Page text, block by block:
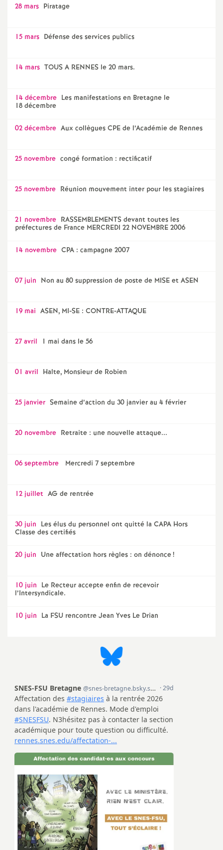
28 mars Piratage
15 mars Défense des services publics
14 mars TOUS A RENNES le 20 mars.
14 décembre Les manifestations en Bretagne le
18 décembre
02 décembre Aux collègues CPE de l’Académie de Rennes
25 novembre congé formation : rectificatif
25 novembre Réunion mouvement inter pour les stagiaires
21 novembre RASSEMBLEMENTS devant toutes les
préfectures de France MERCREDI 22 NOVEMBRE 2006
14 novembre CPA : campagne 2007
07 juin Non au 80 suppression de poste de MISE et ASEN
19 mai ASEN, MI-SE : CONTRE-ATTAQUE
27 avril 1 mai dans le 56
01 avril Halte, Monsieur de Robien
25 janvier Semaine d’action du 30 janvier au 4 février
20 novembre Retraite : une nouvelle attaque...
06 septembre Mercredi 7 septembre
12 juillet AG de rentrée
30 juin Les élus du personnel ont quitté la CAPA Hors
Classe des certifiés
20 juin Une affectation hors règles : on dénonce!
10 juin Le Recteur accepte enfin de recevoir
l’Intersyndicale.
10 juin La FSU rencontre Jean Yves Le Drian